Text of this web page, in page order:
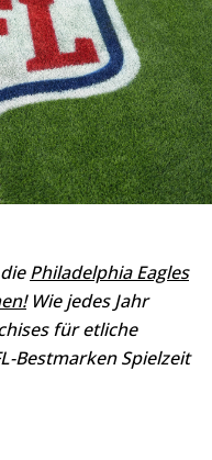
Philadelphia Eagles
Wie jedes Jahr
für etliche
Bestmarken Spielzeit